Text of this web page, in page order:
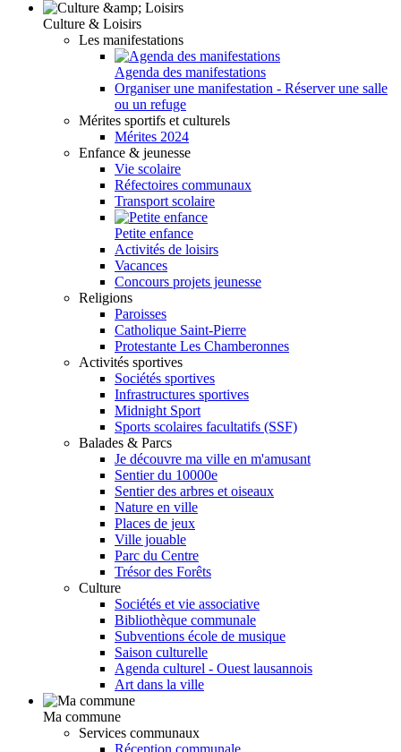
Culture & Loisirs
Les manifestations
Agenda des manifestations
Organiser une manifestation - Réserver une salle
ou un refuge
Mérites sportifs et culturels
Mérites 2024
Enfance & jeunesse
Vie scolaire
Réfectoires communaux
Transport scolaire
Petite enfance
Activités de loisirs
Vacances
Concours projets jeunesse
Religions
Paroisses
Catholique Saint-Pierre
Protestante Les Chamberonnes
Activités sportives
Sociétés sportives
Infrastructures sportives
Midnight Sport
Sports scolaires facultatifs (SSF)
Balades & Parcs
Je découvre ma ville en m'amusant
Sentier du 10000e
Sentier des arbres et oiseaux
Nature en ville
Places de jeux
Ville jouable
Parc du Centre
Trésor des Forêts
Culture
Sociétés et vie associative
Bibliothèque communale
Subventions école de musique
Saison culturelle
Agenda culturel - Ouest lausannois
Art dans la ville
Ma commune
Services communaux
Réception communale